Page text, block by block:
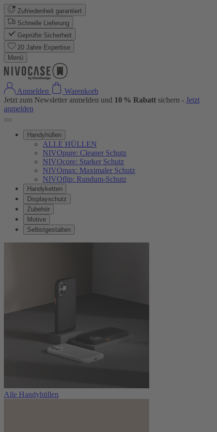
Zufriedenheit garantiert
Schnelle Lieferung
Geprüfte Sicherheit
20 Jahre Expertise
Menü
Anmelden
Warenkorb
Jetzt zum Newsletter anmelden und 10 % Rabatt sichern - Jetzt
anmelden
Handyhüllen
ALLE HÜLLEN
NIVOpure: Cleaner Schutz
NIVOcore: Starker Schutz
NIVOmax: Maximaler Schutz
NIVOflip: Rundum-Schutz
Handyketten
Displayschutz
Zubehör
Motive
Selbstgestalten
Alle Handyhüllen